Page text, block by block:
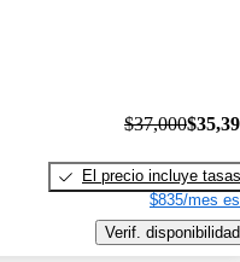
$37,000
El precio incluye tasas
$835/mes
Verif. disponibilidad